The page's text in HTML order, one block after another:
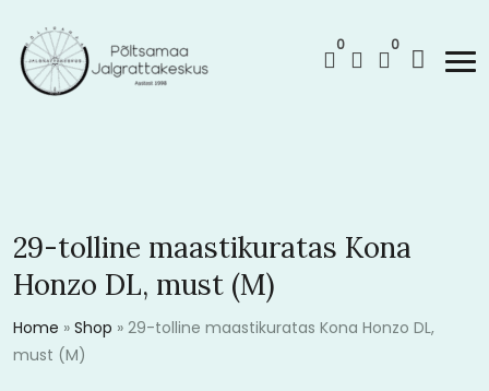
0 0
29-tolline maastikuratas Kona
Honzo DL, must (M)
Home » Shop » 29-tolline maastikuratas Kona Honzo DL,
must (M)